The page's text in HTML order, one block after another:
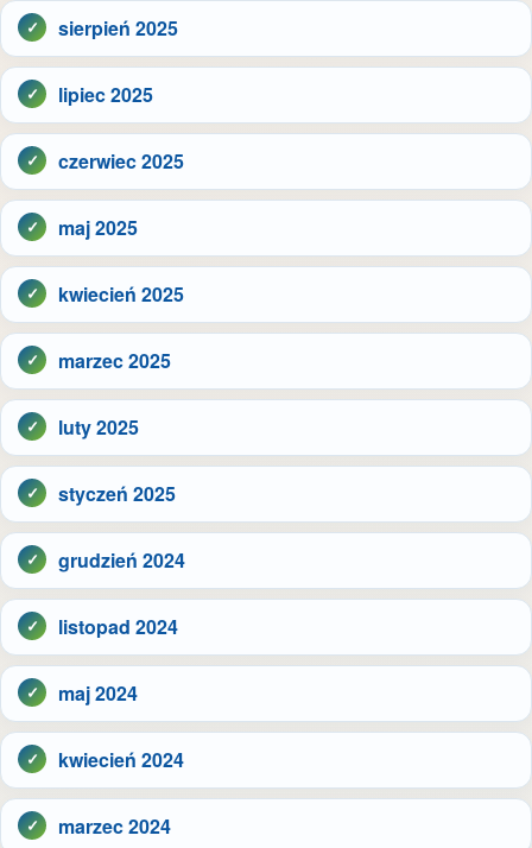
sierpień 2025
lipiec 2025
czerwiec 2025
maj 2025
kwiecień 2025
marzec 2025
luty 2025
styczeń 2025
grudzień 2024
listopad 2024
maj 2024
kwiecień 2024
marzec 2024